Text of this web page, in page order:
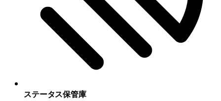
ステータス保管庫